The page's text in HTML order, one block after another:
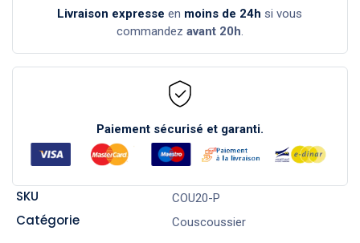
Livraison expresse en moins de 24h si vous
commandez avant 20h.
Paiement sécurisé et garanti.
SKU COU20-P
Catégorie Couscoussier